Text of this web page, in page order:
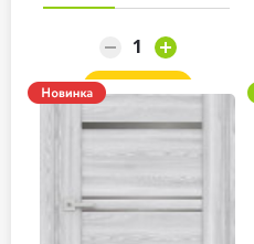
Заказать